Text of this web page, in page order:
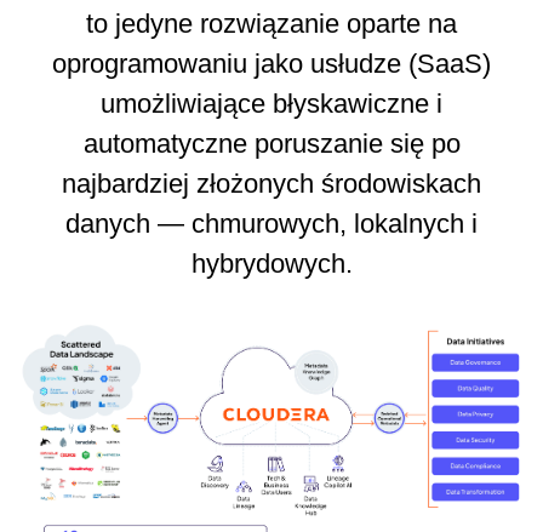
to jedyne rozwiązanie oparte na
oprogramowaniu jako usłudze (SaaS)
umożliwiające błyskawiczne i
automatyczne poruszanie się po
najbardziej złożonych środowiskach
danych — chmurowych, lokalnych i
hybrydowych.